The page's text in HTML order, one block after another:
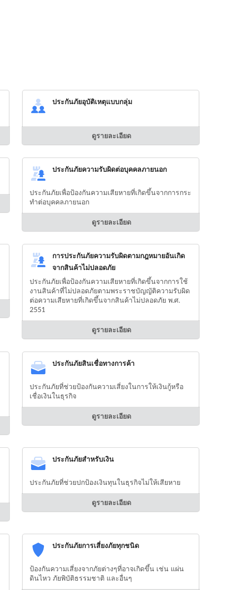
ประกันภัยอุบัติเหตุแบบกลุ่ม
ดูรายละเอียด
ประกันภัยความรับผิดต่อบุคคลภายนอก
ประกันภัยเพื่อป้องกันความเสียหายที่เกิดขึ้นจากการกระ
ทำต่อบุคคลภายนอก
ดูรายละเอียด
การประกันภัยความรับผิดตามกฎหมายอันเกิด
จากสินค้าไม่ปลอดภัย
ประกันภัยเพื่อป้องกันความเสียหายที่เกิดขึ้นจากการใช้
งานสินค้าที่ไม่ปลอดภัยตามพระราชบัญญัติความรับผิด
ต่อความเสียหายที่เกิดขึ้นจากสินค้าไม่ปลอดภัย พ.ศ.
2551
ดูรายละเอียด
ประกันภัยสินเชื่อทางการค้า
ประกันภัยที่ช่วยป้องกันความเสี่ยงในการให้เงินกู้หรือ
เชื่อเงินในธุรกิจ
ดูรายละเอียด
ประกันภัยสำหรับเงิน
ประกันภัยที่ช่วยปกป้องเงินทุนในธุรกิจไม่ให้เสียหาย
ดูรายละเอียด
ประกันภัยการเสี่ยงภัยทุกชนิด
ป้องกันความเสี่ยงจากภัยต่างๆที่อาจเกิดขึ้น เช่น แผ่น
ดินไหว ภัยพิบัติธรรมชาติ และอื่นๆ